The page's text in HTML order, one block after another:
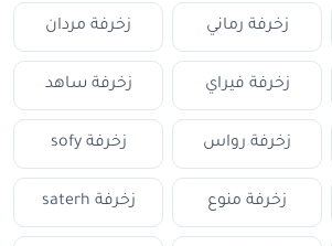
زخرفة رماني زخرفة مردان
زخرفة فيراي زخرفة ساهد
زخرفة رواس زخرفة sofy
زخرفة منوع زخرفة saterh